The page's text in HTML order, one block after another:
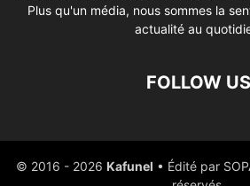
Plus qu'un média, nous sommes la
actualité au
FOLLOW US
© 2016 - 2026 Kafunel • Édité par